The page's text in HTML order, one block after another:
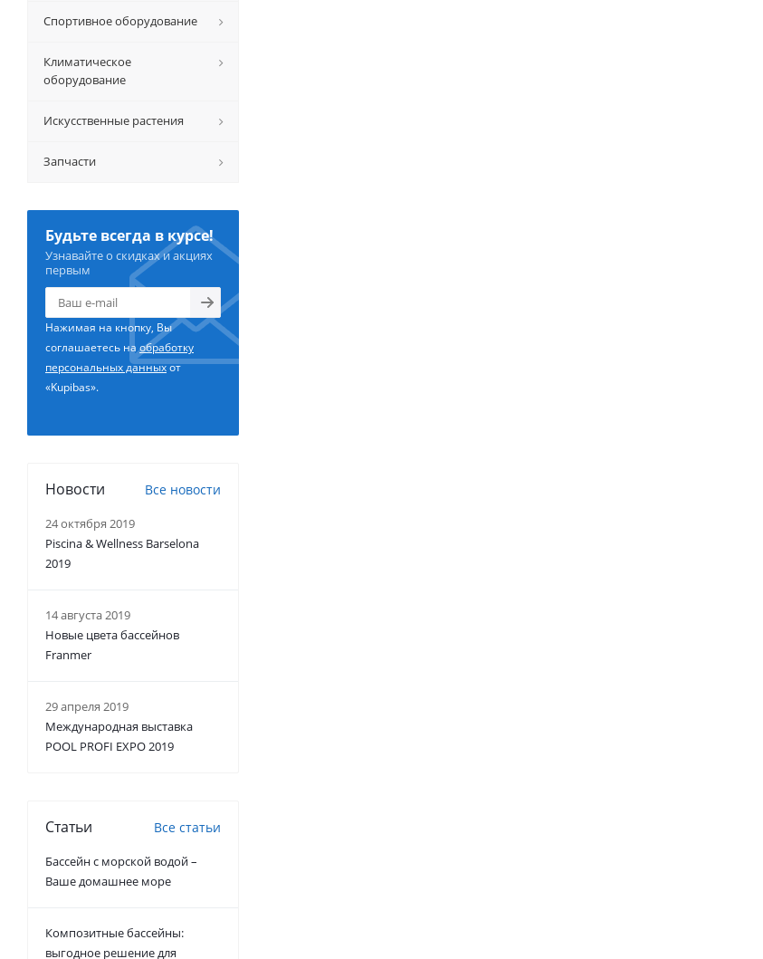
Спортивное оборудование
Климатическое
оборудование
Искусственные растения
Запчасти
Будьте всегда в курсе!
Узнавайте о скидках и акциях
первым
Нажимая на кнопку, Вы
соглашаетесь наобработку
персональных данныхот
«Kupibas».
Новости Все новости
24 октября 2019
Piscina & Wellness Barselona
2019
14 августа 2019
Новые цвета бассейнов
Franmer
29 апреля 2019
Международная выставка
POOL PROFI EXPO 2019
Статьи Все статьи
Бассейн с морской водой –
Ваше домашнее море
Композитные бассейны:
выгодное решение для